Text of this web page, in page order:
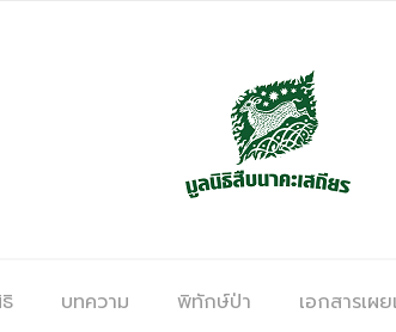
บทความ พิทักษ์ป่า เอกสารเผ